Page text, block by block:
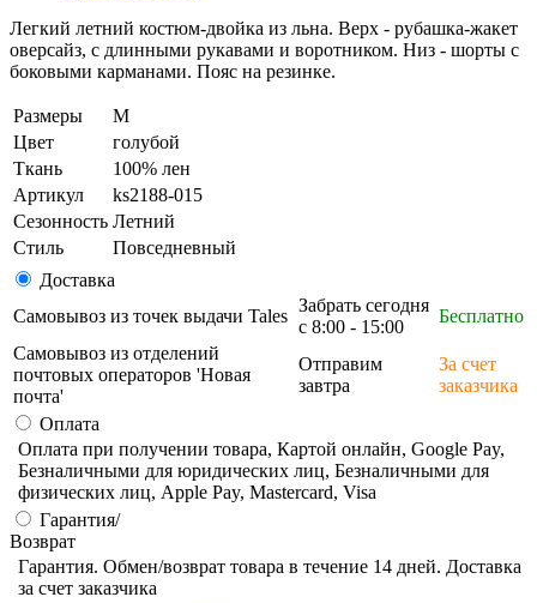
Легкий летний костюм-двойка из льна. Верх - рубашка-жакет
оверсайз, с длинными рукавами и воротником. Низ - шорты с
боковыми карманами. Пояс на резинке.
Размеры
M
Цвет
голубой
Ткань
100% лен
Артикул
ks2188-015
Сезонность Летний
Стиль
Повседневный
Доставка
Самовывоз из точек выдачи Tales
Забрать сегодня
с 8:00 - 15:00
Бесплатно
Самовывоз из отделений
почтовых операторов 'Новая
почта'
Отправим
завтра
За счет
заказчика
Оплата
Оплата при получении товара, Картой онлайн, Google Pay,
Безналичными для юридических лиц, Безналичными для
физических лиц, Apple Pay, Mastercard, Visa
Гарантия/
Возврат
Гарантия. Обмен/возврат товара в течение 14 дней. Доставка
за счет заказчика